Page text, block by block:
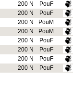
200 N
PouF
200 N
PouF
200 N
PouM
200 N
PouM
200 N
PouF
200 N
PouF
200 N
PouF
200 N PouF